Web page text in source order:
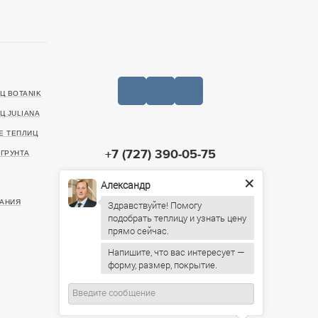
BOTANIK
JULIANA
ТЕПЛИЦ
+7 (727) 390-05-75
20499, г. Алматы, Санаторная улица, 46
ИНН: 221140022903
Пн-Пт: 09:00 – 19:00,
Сб: 10:00 – 16:00, Вс: По
предварительному согласованию
Александр
Здравствуйте! Помогу
подобрать теплицу и узнать цену
Напишите, что вас интересует —
форму, размер, покрытие.